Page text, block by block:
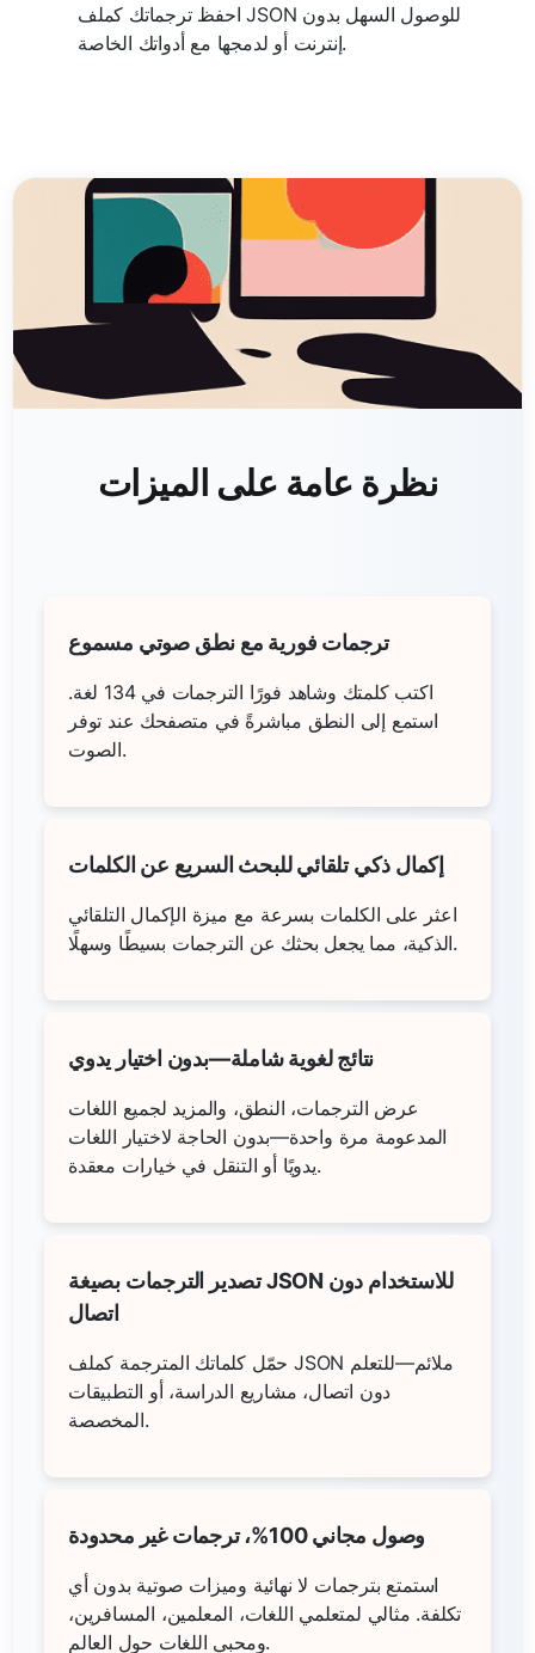
احفظ ترجماتك كملف JSON للوصول السهل بدون
إنترنت أو لدمجها مع أدواتك الخاصة.
نظرة عامة على الميزات
ترجمات فورية مع نطق صوتي مسموع
اكتب كلمتك وشاهد فورًا الترجمات في 134 لغة.
استمع إلى النطق مباشرةً في متصفحك عند توفر
الصوت.
إكمال ذكي تلقائي للبحث السريع عن الكلمات
اعثر على الكلمات بسرعة مع ميزة الإكمال التلقائي
الذكية، مما يجعل بحثك عن الترجمات بسيطًا وسهلًا.
نتائج لغوية شاملة—بدون اختيار يدوي
عرض الترجمات، النطق، والمزيد لجميع اللغات
المدعومة مرة واحدة—بدون الحاجة لاختيار اللغات
يدويًا أو التنقل في خيارات معقدة.
تصدير الترجمات بصيغة JSON للاستخدام دون
اتصال
حمّل كلماتك المترجمة كملف JSON ملائم—للتعلم
دون اتصال، مشاريع الدراسة، أو التطبيقات
المخصصة.
وصول مجاني 100%، ترجمات غير محدودة
استمتع بترجمات لا نهائية وميزات صوتية بدون أي
تكلفة. مثالي لمتعلمي اللغات، المعلمين، المسافرين،
ومحبي اللغات حول العالم.